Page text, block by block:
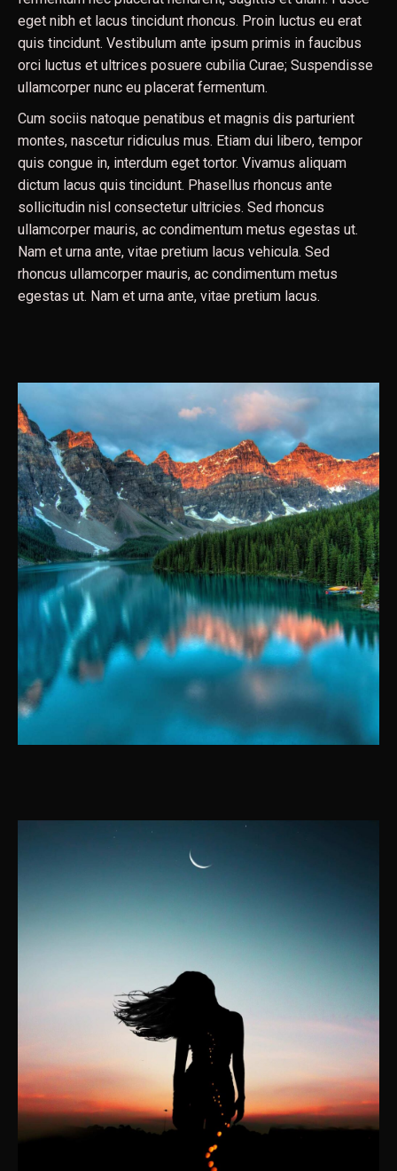
eget nibh et lacus tincidunt rhoncus. Proin luctus eu erat
quis tincidunt. Vestibulum ante ipsum primis in faucibus
orci luctus et ultrices posuere cubilia Curae; Suspendisse
ullamcorper nunc eu placerat fermentum.
Cum sociis natoque penatibus et magnis dis parturient
montes, nascetur ridiculus mus. Etiam dui libero, tempor
quis congue in, interdum eget tortor. Vivamus aliquam
dictum lacus quis tincidunt. Phasellus rhoncus ante
sollicitudin nisl consectetur ultricies. Sed rhoncus
ullamcorper mauris, ac condimentum metus egestas ut.
Nam et urna ante, vitae pretium lacus vehicula. Sed
rhoncus ullamcorper mauris, ac condimentum metus
egestas ut. Nam et urna ante, vitae pretium lacus.